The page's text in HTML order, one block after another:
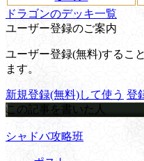
ドラゴンのデッキ一覧
ユーザー登録のご案内
ユーザー登録(無料)するこ
ます。
新規登録(無料)して使う 登
この記事を書いた人
シャドバ攻略班